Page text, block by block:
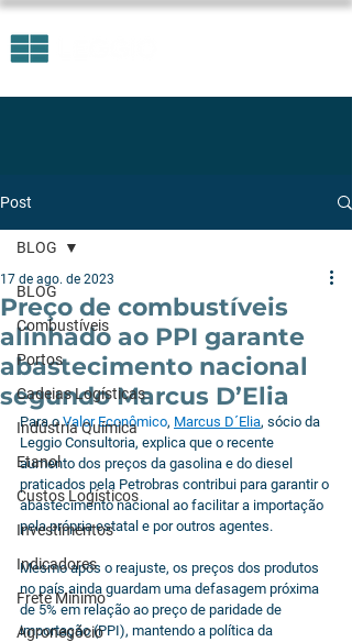
Post
BLOG
Combustíveis
Portos
Cadeias Logísticas
Indústria Química
Etanol
Custos Logísticos
Investimentos
Indicadores
Frete Mínimo
Agronegócio
BLOG
Preço de combustíveis
alinhado ao PPI garante
abastecimento nacional
segundo Marcus D’Elia
17 de ago. de 2023
Para o Valor Econômico, Marcus D´Elia, sócio da
Leggio Consultoria, explica que o recente
aumento dos preços da gasolina e do diesel
praticados pela Petrobras contribui para garantir o
abastecimento nacional ao facilitar a importação
pela própria estatal e por outros agentes.
Mesmo após o reajuste, os preços dos produtos
no país ainda guardam uma defasagem próxima
de 5% em relação ao preço de paridade de
importação (PPI), mantendo a política da